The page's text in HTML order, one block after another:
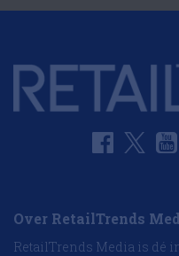
Over RetailTrends
RetailTrends Media is dé